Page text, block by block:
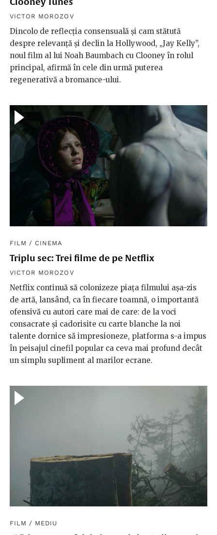
VICTOR MOROZOV
Dincolo de reflecția consensuală și cam stătută
despre relevanță și declin la Hollywood, „Jay Kelly”,
noul film al lui Noah Baumbach cu Clooney în rolul
principal, afirmă în cele din urmă puterea
regenerativă a bromance-ului.
FILM / CINEMA
Triplu sec: Trei filme de pe Netflix
VICTOR MOROZOV
Netflix continuă să colonizeze piața filmului așa-zis
de artă, lansând, ca în fiecare toamnă, o importantă
ofensivă cu autori care mai de care: de la voci
consacrate și cadorisite cu carte blanche la noi
talente dornice să impresioneze, platforma s-a impus
în peisajul cinefil popular ca ceva mai profund decât
un simplu supliment al marilor ecrane.
FILM / MEDIU